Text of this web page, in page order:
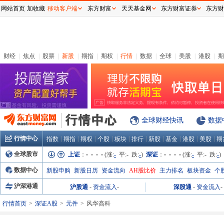
财经 焦点 股票 新股 期指 期权 行情 数据 全球 美股 港股
全球财经快讯 数据
行情中心 指数 期指 期权 个股 板块 排行 新股 基金 港股 美股 期
全球股市 上证 ： - - - - (涨:- 平:- 跌:-) 深证 ： - - - - (涨:- 平:- 跌:-)
数据中心 新股申购 新股日历 资金流向 AH股比价 主力排名 板块资金 个
沪深港通 沪股通 - 资金流入- 深股通 - 资金流入-
行情首页 深证A股 元件 风华高科
网站首页 加收藏 移动客户端 东方财富 天天基金网 东方财富证券 东方